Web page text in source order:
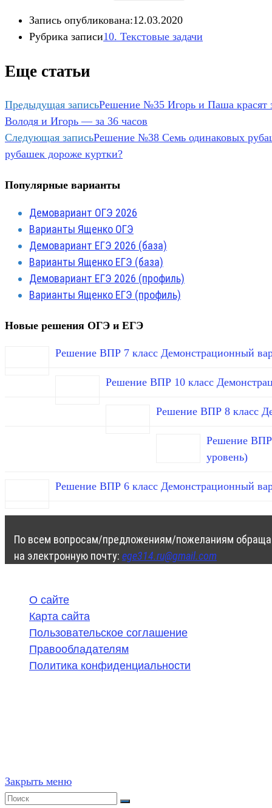
Запись опубликована:12.03.2020
Рубрика записи10. Текстовые задачи
Еще статьи
Предыдущая записьРешение №35 Игорь и Паша красят
Володя и Игорь — за 36 часов
Следующая записьРешение №38 Семь одинаковых
рубашек дороже куртки?
Популярные варианты
Демовариант ОГЭ 2026
Варианты Ященко ОГЭ
Демовариант ЕГЭ 2026 (база)
Варианты Ященко ЕГЭ (база)
Демовариант ЕГЭ 2026 (профиль)
Варианты Ященко ЕГЭ (профиль)
Новые решения ОГЭ и ЕГЭ
Решение ВПР 7 класс Демонстрационный
Решение ВПР 10 класс
Решение ВПР 8 класс
Решение ВПР
уровень)
Решение ВПР 6 класс Демонстрационный
По всем вопросам/предложениям/пожеланиям
на электронную почту: ege314.ru@gmail.com
О сайте
Карта сайта
Пользовательское соглашение
Правообладателям
Политика конфиденциальности
Закрыть меню